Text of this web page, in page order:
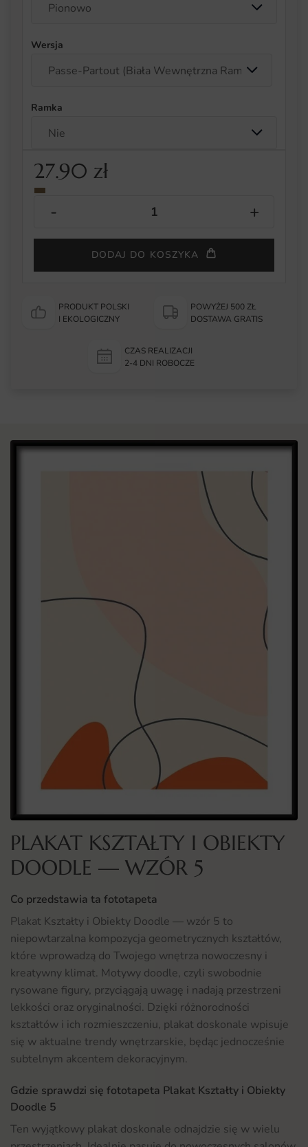
Wersja
Ramka
27.90 zł
DODAJ DO KOSZYKA
PRODUKT POLSKI
I EKOLOGICZNY
POWYŻEJ 500 ZŁ
DOSTAWA GRATIS
CZAS REALIZACJI
2-4 DNI ROBOCZE
PLAKAT KSZTAŁTY I OBIEKTY
DOODLE — WZÓR 5
Co przedstawia ta fototapeta
Plakat Kształty i Obiekty Doodle — wzór 5 to
niepowtarzalna kompozycja geometrycznych kształtów,
które wprowadzą do Twojego wnętrza nowoczesny i
kreatywny klimat. Motywy doodle, czyli swobodnie
rysowane figury, przyciągają uwagę i nadają przestrzeni
lekkości oraz oryginalności. Dzięki różnorodności
kształtów i ich rozmieszczeniu, plakat doskonale wpisuje
się w aktualne trendy wnętrzarskie, będąc jednocześnie
subtelnym akcentem dekoracyjnym.
Gdzie sprawdzi się fototapeta Plakat Kształty i Obiekty
Doodle 5
Ten wyjątkowy plakat doskonale odnajdzie się w wielu